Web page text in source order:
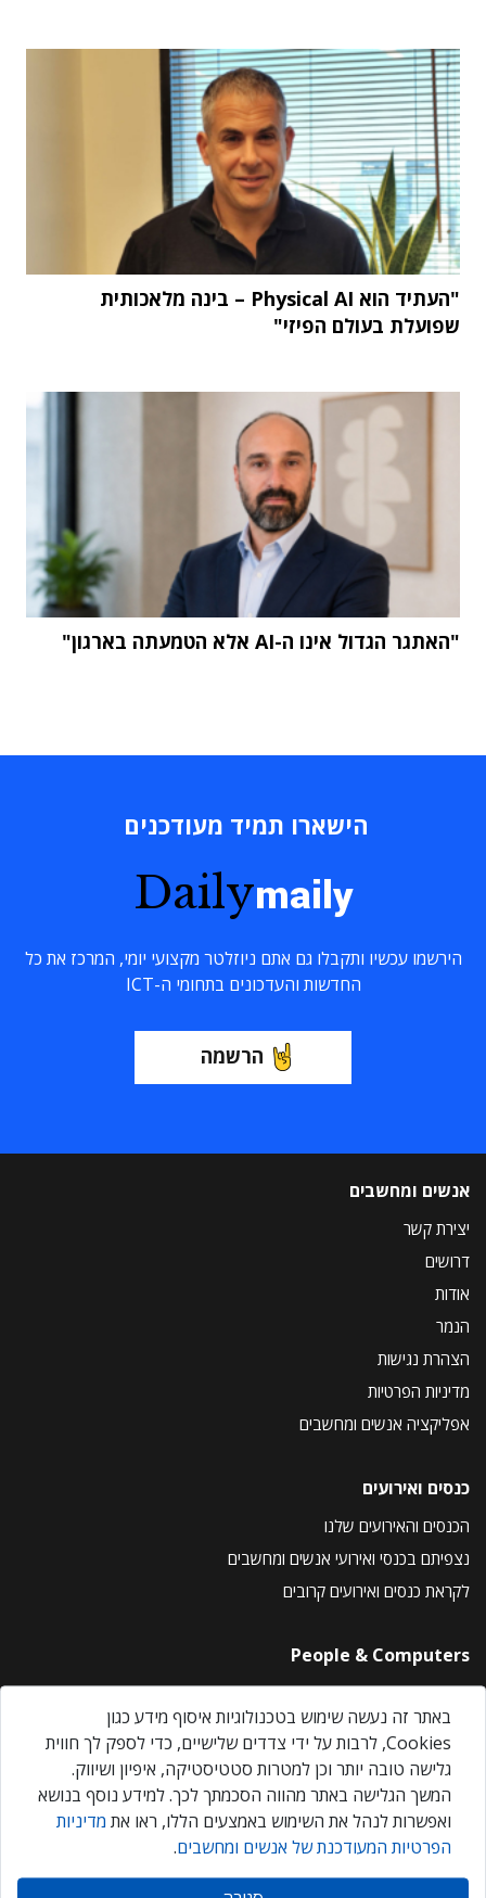
"העתיד הוא Physical AI – בינה מלאכותית
שפועלת בעולם הפיזי"
"האתגר הגדול אינו ה-AI אלא הטמעתה בארגון"
הישארו תמיד מעודכנים
Dailymaily
הירשמו עכשיו ותקבלו גם אתם ניוזלטר מקצועי יומי, המרכז את כל
החדשות והעדכונים בתחומי ה-ICT
הרשמה
אנשים ומחשבים
יצירת קשר
דרושים
אודות
הנמר
הצהרת נגישות
מדיניות הפרטיות
אפליקציה אנשים ומחשבים
כנסים ואירועים
הכנסים והאירועים שלנו
נצפיתם בכנסי ואירועי אנשים ומחשבים
לקראת כנסים ואירועים קרובים
People & Computers
About Us
Privacy Policy
Contact Us
Our Events
אנשים ומחשבים © 2026 – כל הזכויות שמורות
באתר זה נעשה שימוש בטכנולוגיות איסוף מידע כגון
Cookies, לרבות על ידי צדדים שלישיים, כדי לספק לך חווית
גלישה טובה יותר וכן למטרות סטטיסטיקה, איפיון ושיווק.
המשך הגלישה באתר מהווה הסכמתך לכך. למידע נוסף בנושא
ואפשרות לנהל את השימוש באמצעים הללו, ראו את מדיניות
הפרטיות המעודכנת של אנשים ומחשבים.